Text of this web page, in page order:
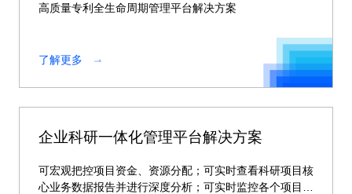
高质量专利全生命周期管理平台解决方案
了解更多
企业科研一体化管理平台解决方案
可宏观把控项目资金、资源分配；可实时查看科研项目核
心业务数据报告并进行深度分析；可实时监控各个项目动